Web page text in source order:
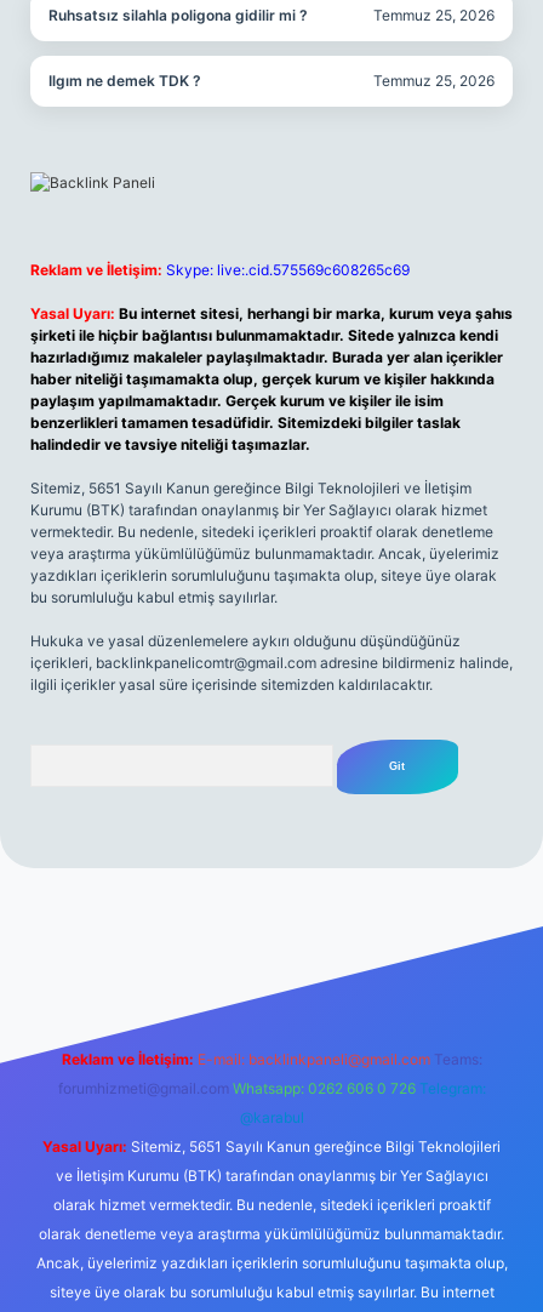
Ruhsatsız silahla poligona gidilir mi ? Temmuz 25, 2026
Ilgım ne demek TDK ? Temmuz 25, 2026
Reklam ve İletişim: Skype: live:.cid.575569c608265c69
Yasal Uyarı: Bu internet sitesi, herhangi bir marka, kurum veya şahıs
şirketi ile hiçbir bağlantısı bulunmamaktadır. Sitede yalnızca kendi
hazırladığımız makaleler paylaşılmaktadır. Burada yer alan içerikler
haber niteliği taşımamakta olup, gerçek kurum ve kişiler hakkında
paylaşım yapılmamaktadır. Gerçek kurum ve kişiler ile isim
benzerlikleri tamamen tesadüfidir. Sitemizdeki bilgiler taslak
halindedir ve tavsiye niteliği taşımazlar.
Sitemiz, 5651 Sayılı Kanun gereğince Bilgi Teknolojileri ve İletişim
Kurumu (BTK) tarafından onaylanmış bir Yer Sağlayıcı olarak hizmet
vermektedir. Bu nedenle, sitedeki içerikleri proaktif olarak denetleme
veya araştırma yükümlülüğümüz bulunmamaktadır. Ancak, üyelerimiz
yazdıkları içeriklerin sorumluluğunu taşımakta olup, siteye üye olarak
bu sorumluluğu kabul etmiş sayılırlar.
Hukuka ve yasal düzenlemelere aykırı olduğunu düşündüğünüz
içerikleri, backlinkpanelicomtr@gmail.com adresine bildirmeniz halinde,
ilgili içerikler yasal süre içerisinde sitemizden kaldırılacaktır.
Reklam ve İletişim: E-mail: backlinkpaneli@gmail.com Teams:
forumhizmeti@gmail.com Whatsapp: 0262 606 0 726 Telegram:
@karabul
Yasal Uyarı: Sitemiz, 5651 Sayılı Kanun gereğince Bilgi Teknolojileri
ve İletişim Kurumu (BTK) tarafından onaylanmış bir Yer Sağlayıcı
olarak hizmet vermektedir. Bu nedenle, sitedeki içerikleri proaktif
olarak denetleme veya araştırma yükümlülüğümüz bulunmamaktadır.
Ancak, üyelerimiz yazdıkları içeriklerin sorumluluğunu taşımakta olup,
siteye üye olarak bu sorumluluğu kabul etmiş sayılırlar. Bu internet